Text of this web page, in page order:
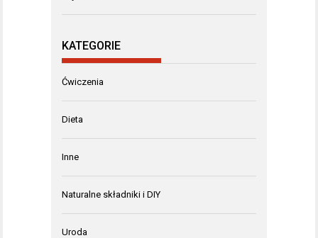
KATEGORIE
Ćwiczenia
Dieta
Inne
Naturalne składniki i DIY
Uroda